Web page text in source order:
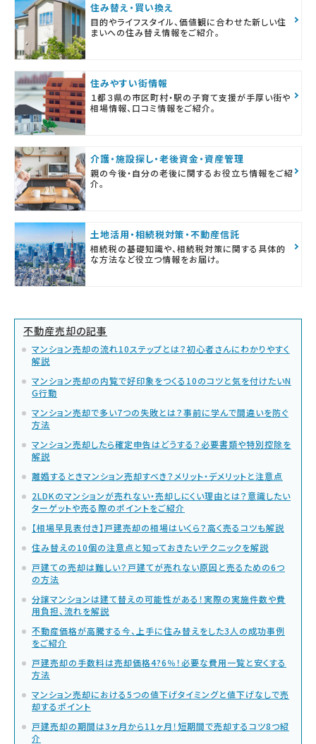
住み替え・買い換え
目的やライフスタイル、価値観に合わせた新しい住
まいへの住み替え情報をご紹介。
住みやすい街情報
１都３県の市区町村・駅の子育て支援が手厚い街や
相場情報、口コミ情報をご紹介。
介護・施設探し・老後資金・資産管理
親の今後・自分の老後に関するお役立ち情報をご紹
介。
土地活用・相続税対策・不動産信託
相続税の基礎知識や、相続税対策に関する具体的
な方法など役立つ情報をお届け。
不動産売却の記事
マンション売却の流れ10ステップとは？初心者さんにわかりやすく
解説
マンション売却の内覧で好印象をつくる10のコツと気を付けたいN
G行動
マンション売却で多い7つの失敗とは？事前に学んで間違いを防ぐ
方法
マンション売却したら確定申告はどうする？必要書類や特別控除を
解説
離婚するときマンション売却すべき？メリット・デメリットと注意点
2LDKのマンションが売れない・売却しにくい理由とは？意識したい
ターゲットや売る際のポイントをご紹介
【相場早見表付き】戸建売却の相場はいくら？高く売るコツも解説
住み替えの10個の注意点と知っておきたいテクニックを解説
戸建ての売却は難しい？戸建てが売れない原因と売るための6つ
の方法
分譲マンションは建て替えの可能性がある！実際の実施件数や費
用負担、流れを解説
不動産価格が高騰する今、上手に住み替えをした3人の成功事例
をご紹介
戸建売却の手数料は売却価格4?6％！必要な費用一覧と安くする
方法
マンション売却における5つの値下げタイミングと値下げなしで売
却するポイント
戸建売却の期間は3ヶ月から11ヶ月！短期間で売却するコツ8つ紹
介